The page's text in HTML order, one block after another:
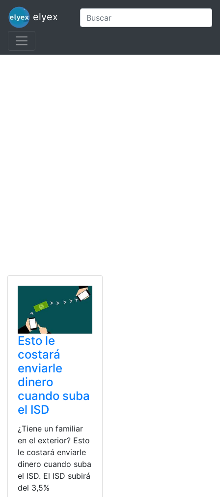
elyex
Esto le
costará
enviarle
dinero
cuando suba
el ISD
¿Tiene un familiar
en el exterior? Esto
le costará enviarle
dinero cuando suba
el ISD. El ISD subirá
del 3,5%